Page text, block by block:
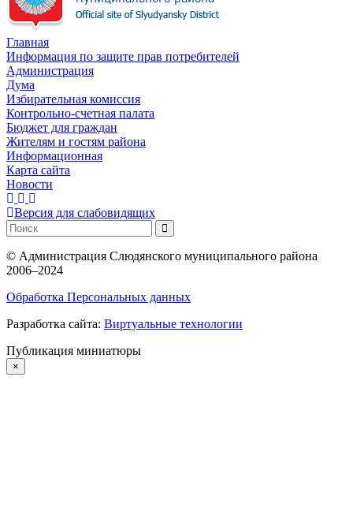
Главная
Информация по защите прав потребителей
Администрация
Дума
Избирательная комиссия
Контрольно-счетная палата
Бюджет для граждан
Жителям и гостям района
Информационная
Карта сайта
Новости
Версия для слабовидящих
© Администрация Слюдянского муниципального района
2006–2024
Обработка Персональных данных
Разработка сайта: Виртуальные технологии
Публикация миниатюры
×